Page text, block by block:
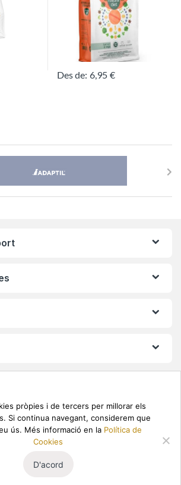
Des de: 6,95€
pròpies i de tercers per millorar els
Si continua navegant, considerem que
ús. Més informació en la Política de
Cookies
D'acord